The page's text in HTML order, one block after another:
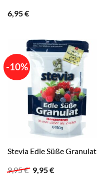
6,95€
-10%
Stevia Edle Süße Granulat
9,95€ Ursprünglicher
Preis
9,95€Aktueller